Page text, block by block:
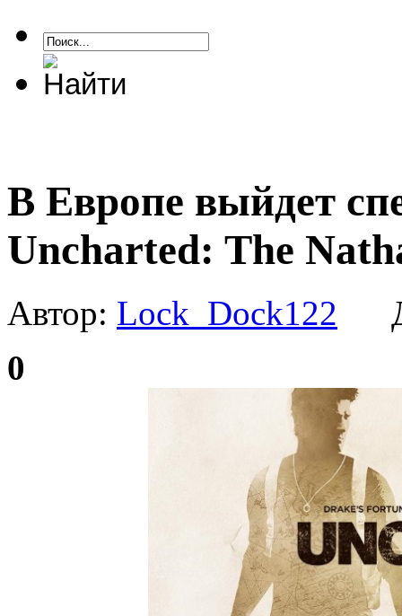
В Европе выйдет
Uncharted: The
Автор: Lock_Dock122
0